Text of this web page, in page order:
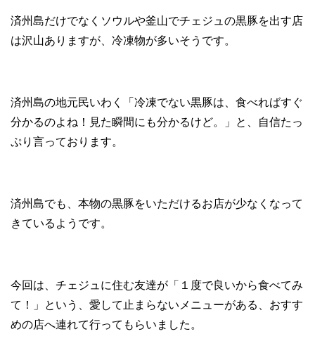
済州島だけでなくソウルや釜山でチェジュの黒豚を出す店
は沢山ありますが、冷凍物が多いそうです。
済州島の地元民いわく「冷凍でない黒豚は、食べればすぐ
分かるのよね！見た瞬間にも分かるけど。」と、自信たっ
ぷり言っております。
済州島でも、本物の黒豚をいただけるお店が少なくなって
きているようです。
今回は、チェジュに住む友達が「１度で良いから食べてみ
て！」という、愛して止まらないメニューがある、おすす
めの店へ連れて行ってもらいました。